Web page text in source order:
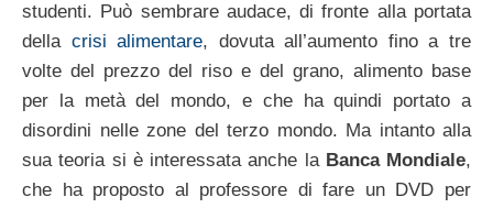
studenti. Può sembrare audace, di fronte alla portata
della crisi alimentare, dovuta all’aumento fino a tre
volte del prezzo del riso e del grano, alimento base
per la metà del mondo, e che ha quindi portato a
disordini nelle zone del terzo mondo. Ma intanto alla
sua teoria si è interessata anche la Banca Mondiale,
che ha proposto al professore di fare un DVD per